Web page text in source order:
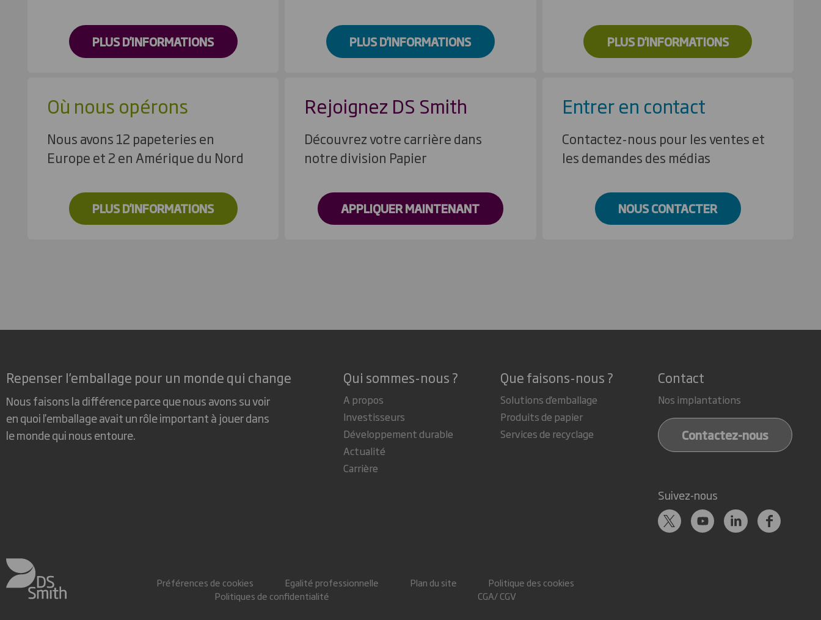
PLUS D'INFORMATIONS PLUS D'INFORMATIONS PLUS D'INFORMATIONS
Où nous opérons
Nous avons 12 papeteries en
Europe et 2 en Amérique du Nord
PLUS D'INFORMATIONS
Rejoignez DS Smith
Découvrez votre carrière dans
notre division Papier
APPLIQUER MAINTENANT
Entrer en contact
Contactez-nous pour les ventes et
les demandes des médias
NOUS CONTACTER
Repenser l’emballage pour un monde qui change
Nous faisons la différence parce que nous avons su voir
en quoi l'emballage avait un rôle important à jouer dans
le monde qui nous entoure.
Qui sommes-nous ?
A propos
Investisseurs
Développement durable
Actualité
Carrière
Que faisons-nous ?
Solutions d'emballage
Produits de papier
Services de recyclage
Contact
Nos implantations
Contactez-nous
Suivez-nous
Préférences de cookies Egalité professionnelle Plan du site
Politique des cookies
Politiques de confidentialité
CGA/ CGV